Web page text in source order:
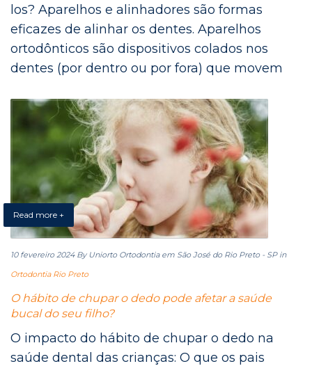
los? Aparelhos e alinhadores são formas
eficazes de alinhar os dentes. Aparelhos
ortodônticos são dispositivos colados nos
dentes (por dentro ou por fora) que movem
Read more +
10 fevereiro 2024 By Uniorto Ortodontia em São José do Rio Preto - SP in
Ortodontia Rio Preto
O hábito de chupar o dedo pode afetar a saúde
bucal do seu filho?
O impacto do hábito de chupar o dedo na
saúde dental das crianças: O que os pais